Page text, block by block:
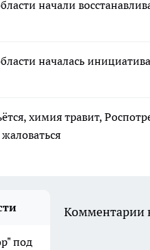
начали
началась
химия травит,
под
Комментарии